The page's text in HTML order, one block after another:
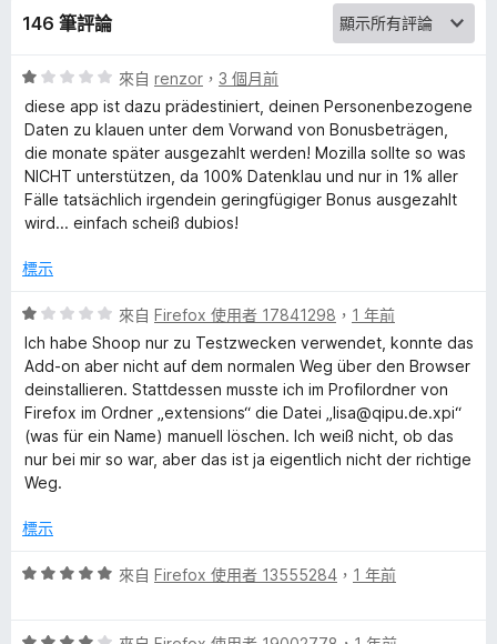
b
a
c
k
&
G
u
t
s
h
，
分
分
146 筆評論
評
價
1
分
，
滿
分
分
來自 renzor ， 3 個月前
diese app ist dazu prädestiniert, deinen Personenbezogene
Daten zu klauen unter dem Vorwand von Bonusbeträgen,
die monate später ausgezahlt werden! Mozilla sollte so was
NICHT unterstützen, da 100% Datenklau und nur in 1% aller
Fälle tatsächlich irgendein geringfügiger Bonus ausgezahlt
wird... einfach scheiß dubios!
標示
評
價
1
分
，
滿
分
5
來自 Firefox 使用者 17841298 ， 1 年前
Ich habe Shoop nur zu Testzwecken verwendet, konnte das
Add-on aber nicht auf dem normalen Weg über den Browser
deinstallieren. Stattdessen musste ich im Profilordner von
Firefox im Ordner „extensions“ die Datei „lisa@qipu.de.xpi“
(was für ein Name) manuell löschen. Ich weiß nicht, ob das
nur bei mir so war, aber das ist ja eigentlich nicht der richtige
Weg.
標示
評
來自 Firefox 使用者 13555284 ， 1 年前